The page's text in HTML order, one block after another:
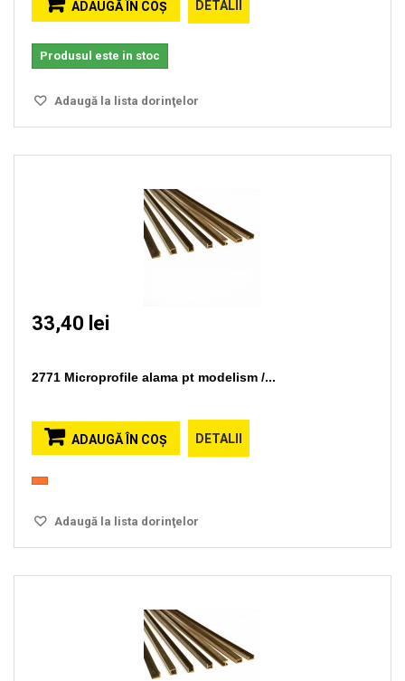
ADAUGĂ ÎN COŞ DETALII
Produsul este in stoc
Adaugă la lista dorinţelor
33,40 lei
2771 Microprofile alama pt modelism /...
ADAUGĂ ÎN COŞ DETALII
Adaugă la lista dorinţelor